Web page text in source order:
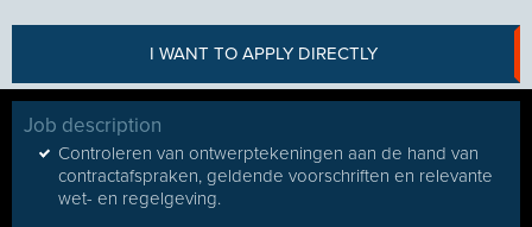
I WANT TO APPLY DIRECTLY
Job description
Controleren van ontwerptekeningen aan de hand van
contractafspraken, geldende voorschriften en relevante
wet- en regelgeving.